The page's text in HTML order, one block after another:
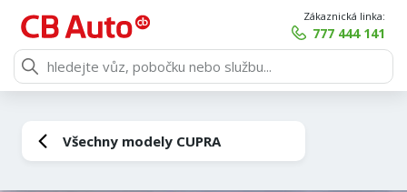
Zákaznická linka:
777 444 141
Všechny modely CUPRA